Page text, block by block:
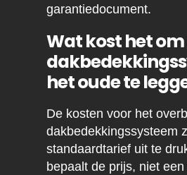
garantiedocument.
Wat kost het
het oude te
De kosten voor het
dakbedekkingssysteem
standaardtarief uit te
bepaalt de prijs, niet